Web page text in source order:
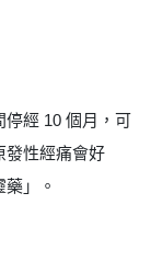
停經 10 個月，可
發性經痛會好
」。